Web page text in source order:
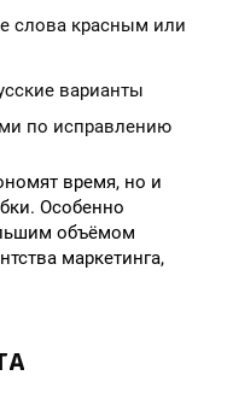
слова красным или
варианты
по исправлению
время, но и
Особенно
объёмом
маркетинга,